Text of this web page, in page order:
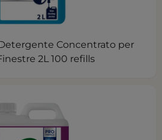
Concentrato per
2L 100 refills